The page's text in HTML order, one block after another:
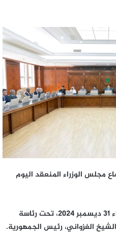
مجلس الوزراء المنعقد اليوم
اجتمع مجلس الوزراء اليوم الثلاثاء 31 ديسمبر 2024، تحت رئاسة
الغزواني، رئيس الجمهورية.